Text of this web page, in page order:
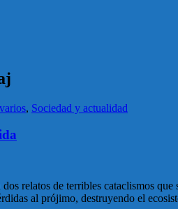
, Sociedad y actualidad
dos relatos de terribles cataclismos
al prójimo, destruyendo el